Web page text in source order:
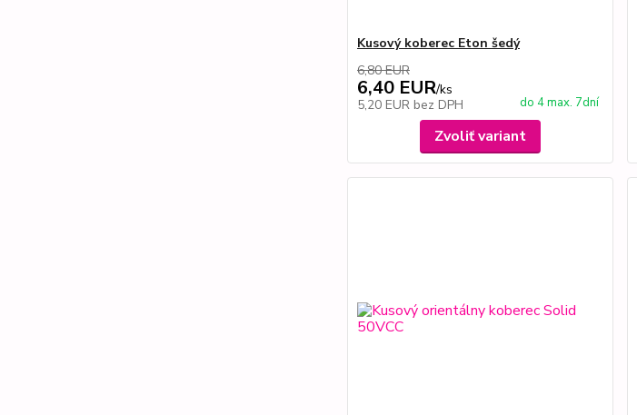
Kusový koberec Eton šedý
6,80 EUR
6,40 EUR/ks
5,20 EUR bez DPH do 4 max. 7dní
Zvoliť variant